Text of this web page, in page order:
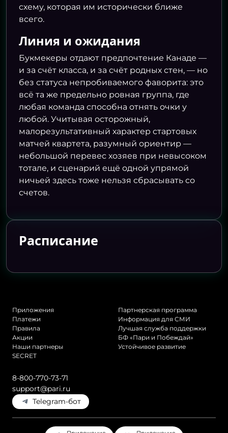
схему, которая им исторически ближе
всего.
Линия и ожидания
Букмекеры отдают предпочтение Канаде —
и за счёт класса, и за счёт родных стен, — но
без статуса непробиваемого фаворита: это
всё та же предельно ровная группа, где
любая команда способна отнять очки у
любой. Учитывая осторожный,
малорезультативный характер стартовых
матчей квартета, разумный ориентир —
небольшой перевес хозяев при невысоком
тотале, и сценарий ещё одной упрямой
ничьей здесь тоже нельзя сбрасывать со
счетов.
Расписание
Приложения
Платежи
Правила
Акции
Наши партнеры
SECRET
Партнерская программа
Информация для СМИ
Лучшая служба поддержки
БФ «Пари и Побеждай»
Устойчивое развитие
8-800-770-73-71
support@pari.ru
Telegram-бот